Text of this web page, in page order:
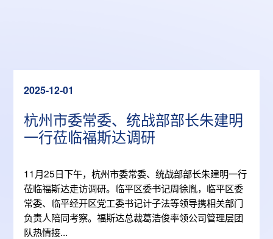
2025-12-01
杭州市委常委、统战部部长朱建明
一行莅临福斯达调研
11月25日下午，杭州市委常委、统战部部长朱建明一行
莅临福斯达走访调研。临平区委书记周徐胤，临平区委
常委、临平经开区党工委书记计子法等领导携相关部门
负责人陪同考察。福斯达总裁葛浩俊率领公司管理层团
队热情接...